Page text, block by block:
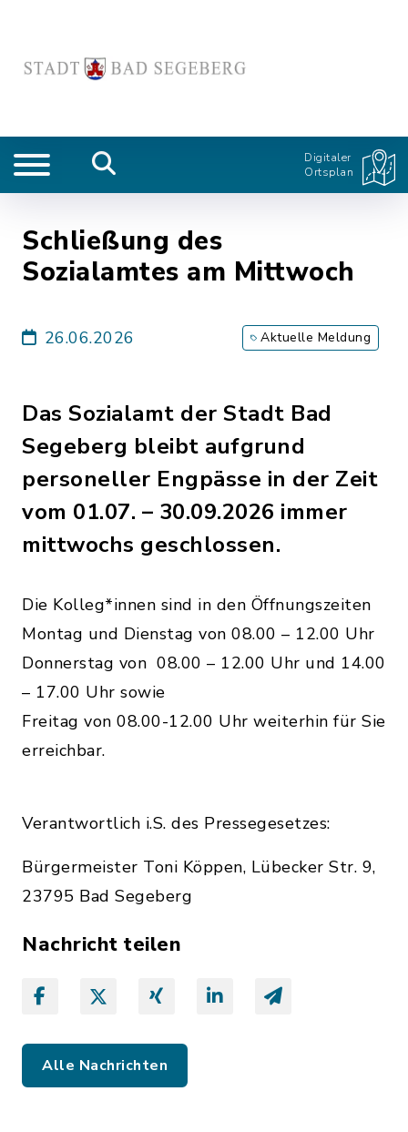
Digitaler
Ortsplan
Schließung des
Sozialamtes am Mittwoch
26.06.2026 Aktuelle Meldung
Das Sozialamt der Stadt Bad
Segeberg bleibt aufgrund
personeller Engpässe in der Zeit
vom 01.07. – 30.09.2026 immer
mittwochs geschlossen.
Die Kolleg*innen sind in den Öffnungszeiten
Montag und Dienstag von 08.00 – 12.00 Uhr
Donnerstag von 08.00 – 12.00 Uhr und 14.00
– 17.00 Uhr sowie
Freitag von 08.00-12.00 Uhr weiterhin für Sie
erreichbar.
Verantwortlich i.S. des Pressegesetzes:
Bürgermeister Toni Köppen, Lübecker Str. 9,
23795 Bad Segeberg
Nachricht teilen
Alle Nachrichten